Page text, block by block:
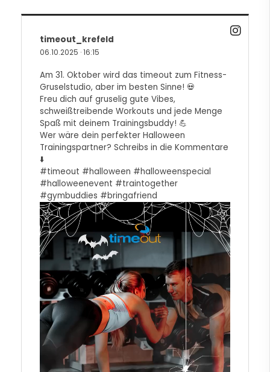
timeout_krefeld
06.10.2025 ·16:15
Am 31. Oktober wird das timeout zum Fitness-
Gruselstudio, aber im besten Sinne! 💀
Freu dich auf gruselig gute Vibes,
schweißtreibende Workouts und jede Menge
Spaß mit deinem Trainingsbuddy! 💪
Wer wäre dein perfekter Halloween
Trainingspartner? Schreibs in die Kommentare
⬇️
#timeout #halloween #halloweenspecial
#halloweenevent #traintogether
#gymbuddies #bringafriend